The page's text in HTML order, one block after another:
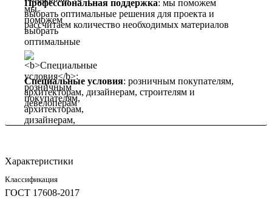
Профессиональная поддержка: мы поможем
выбрать оптимальные решения для проекта и
рассчитаем количество необходимых материалов
Специальные условия: розничным покупателям,
архитекторам, дизайнерам, строителям и
девелоперам
Характеристики
Классификация
ГОСТ 17608-2017